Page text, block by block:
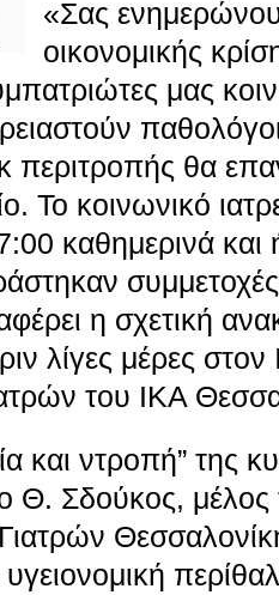
«Σας
οικονομικής
μας
περιτροπής θα
Το κοινωνικό
καθημερινά
συμμετοχές
η σχετική
λίγες μέρες στον
του ΙΚΑ
και ντροπή” της
ο Θ. Σδούκος,